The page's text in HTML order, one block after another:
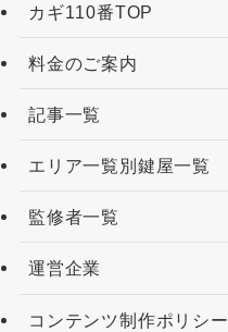
カギ110番TOP
料金のご案内
記事一覧
エリア一覧別鍵屋一覧
監修者一覧
運営企業
コンテンツ制作ポリシー